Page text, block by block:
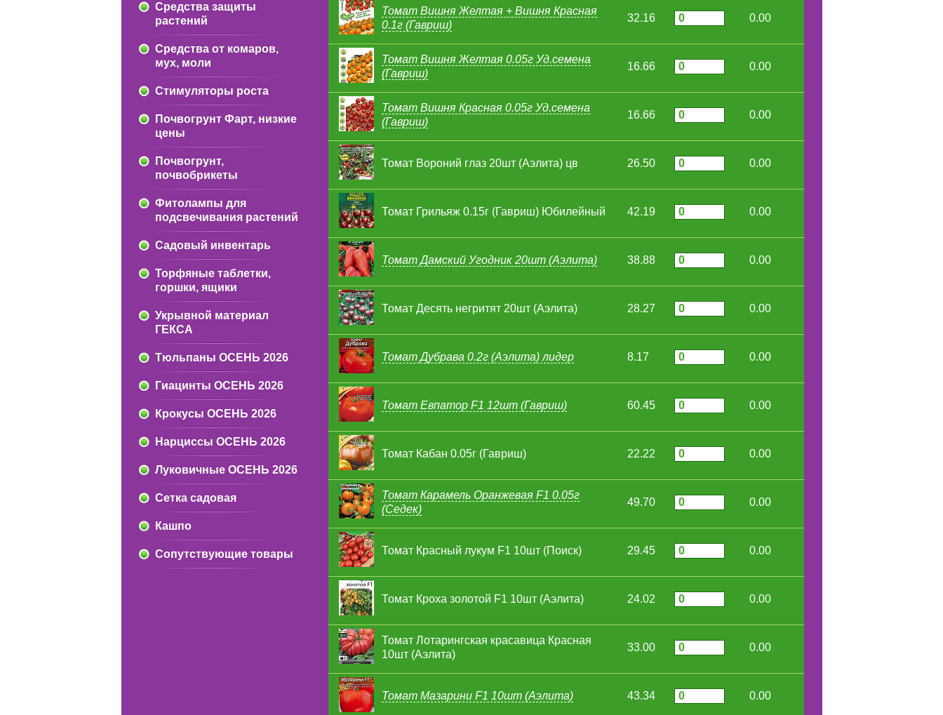
Средства защиты
растений
Средства от комаров,
мух, моли
Стимуляторы роста
Почвогрунт Фарт, низкие
цены
Почвогрунт,
почвобрикеты
Фитолампы для
подсвечивания растений
Садовый инвентарь
Торфяные таблетки,
горшки, ящики
Укрывной материал
ГЕКСА
Тюльпаны ОСЕНЬ 2026
Гиацинты ОСЕНЬ 2026
Крокусы ОСЕНЬ 2026
Нарциссы ОСЕНЬ 2026
Луковичные ОСЕНЬ 2026
Сетка садовая
Кашпо
Сопутствующие товары
Томат Вишня Желтая + Вишня Красная
0.1г (Гавриш)
32.16 0.00
Томат Вишня Желтая 0.05г Уд.семена
(Гавриш)
16.66 0.00
Томат Вишня Красная 0.05г Уд.семена
(Гавриш)
16.66 0.00
Томат Вороний глаз 20шт (Аэлита) цв 26.50 0.00
Томат Грильяж 0.15г (Гавриш) Юбилейный 42.19 0.00
Томат Дамский Угодник 20шт (Аэлита) 38.88 0.00
Томат Десять негритят 20шт (Аэлита) 28.27 0.00
Томат Дубрава 0.2г (Аэлита) лидер 8.17 0.00
Томат Евпатор F1 12шт (Гавриш) 60.45 0.00
Томат Кабан 0.05г (Гавриш) 22.22 0.00
Томат Карамель Оранжевая F1 0.05г
(Седек)
49.70 0.00
Томат Красный лукум F1 10шт (Поиск) 29.45 0.00
Томат Кроха золотой F1 10шт (Аэлита) 24.02 0.00
Томат Лотарингская красавица Красная
10шт (Аэлита)
33.00 0.00
Томат Мазарини F1 10шт (Аэлита) 43.34 0.00